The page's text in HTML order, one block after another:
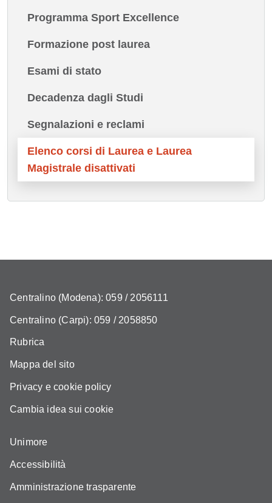
Programma Sport Excellence
Formazione post laurea
Esami di stato
Decadenza dagli Studi
Segnalazioni e reclami
Elenco corsi di Laurea e Laurea
Magistrale disattivati
Centralino (Modena): 059 / 2056111
Centralino (Carpi): 059 / 2058850
Rubrica
Mappa del sito
Privacy e cookie policy
Cambia idea sui cookie
Unimore
Accessibilità
Amministrazione trasparente